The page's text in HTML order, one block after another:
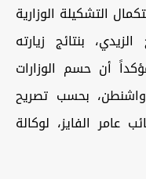
التشكيلة الوزارية
بنتائج زيارته
أن حسم الوزارات
بحسب تصريح
عامر الفايز، لوكالة